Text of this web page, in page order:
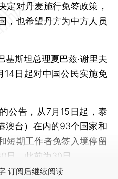
定对丹麦施行免签政策，
，也希望丹方为中方人员
斯坦总理夏巴兹·谢里夫
14日起对中国公民实施免
告，从7月15日起，泰
澳台）在内的93个国家和
短期工作者免签入境停留
日。此前为30日。
订阅后继续阅读